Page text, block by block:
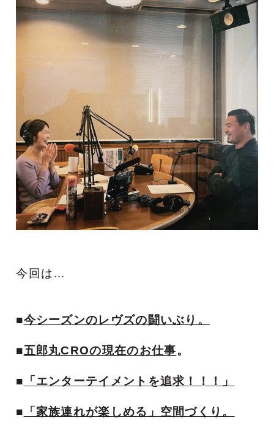
今回は…
■今シーズンのレヴズの闘いぶり。
■五郎丸CROの現在のお仕事。
■ 「エンターテイメントを追求！！！」
■ 「家族連れが楽しめる」空間づくり。